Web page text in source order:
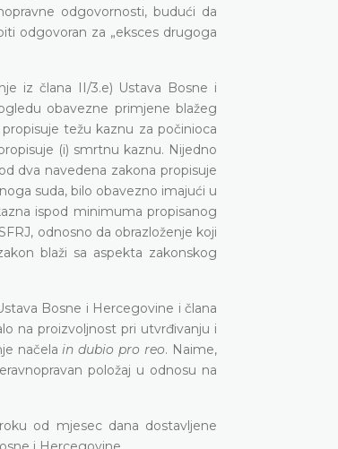
odgovornosti, budući da
odgovoran za „eksces drugoga
iz člana II/3.e) Ustava Bosne i
obavezne primjene blažeg
težu kaznu za počinioca
(i) smrtnu kaznu. Nijedno
dva navedena zakona propisuje
suda, bilo obavezno imajući u
ispod minimuma propisanog
odnosno da obrazloženje koji
blaži sa aspekta zakonskog
Bosne i Hercegovine i člana
na proizvoljnost pri utvrđivanju i
načela in dubio pro reo. Naime,
položaj u odnosu na
od mjesec dana dostavljene